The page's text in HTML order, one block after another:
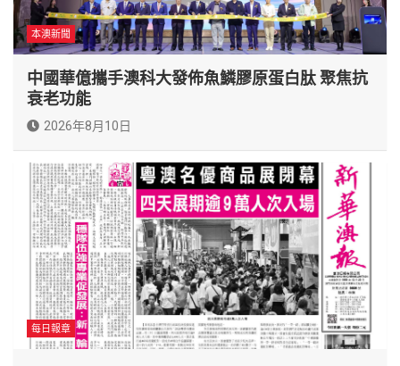
本澳新聞
中國華億攜手澳科大發佈魚鱗膠原蛋白肽 聚焦抗
衰老功能
2026年8月10日
每日報章